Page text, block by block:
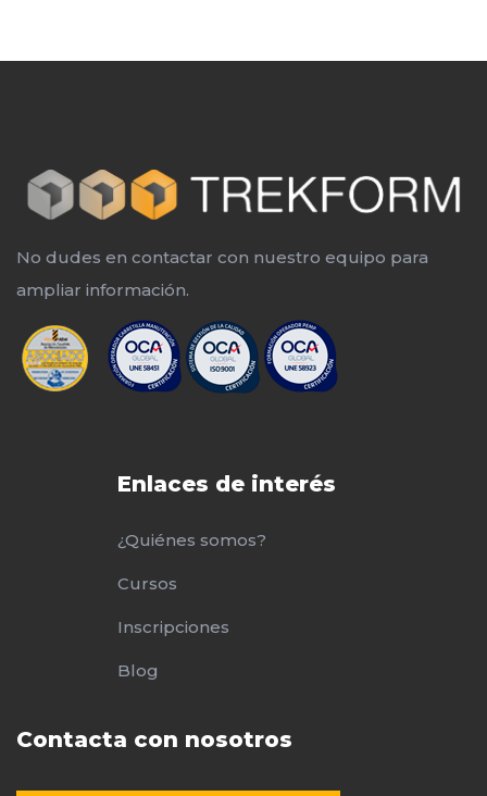
No dudes en contactar con nuestro equipo para
ampliar información.
Enlaces de interés
¿Quiénes somos?
Cursos
Inscripciones
Blog
Contacta con nosotros